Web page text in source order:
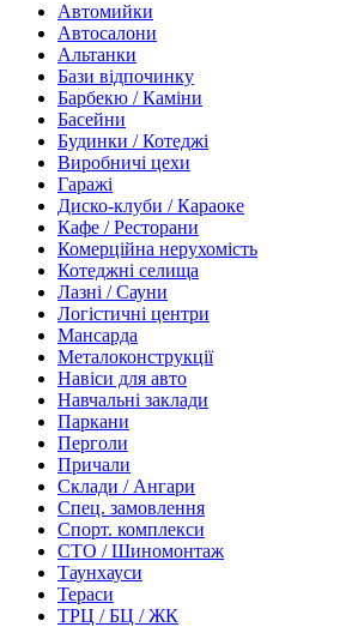
Автомийки
Автосалони
Альтанки
Бази відпочинку
Барбекю / Каміни
Басейни
Будинки / Котеджі
Виробничі цехи
Гаражі
Диско-клуби / Караоке
Кафе / Ресторани
Комерційна нерухомість
Котеджні селища
Лазні / Сауни
Логістичні центри
Мансарда
Металоконструкції
Навіси для авто
Навчальні заклади
Паркани
Перголи
Причали
Склади / Ангари
Спец. замовлення
Спорт. комплекси
СТО / Шиномонтаж
Таунхауси
Тераси
ТРЦ / БЦ / ЖК